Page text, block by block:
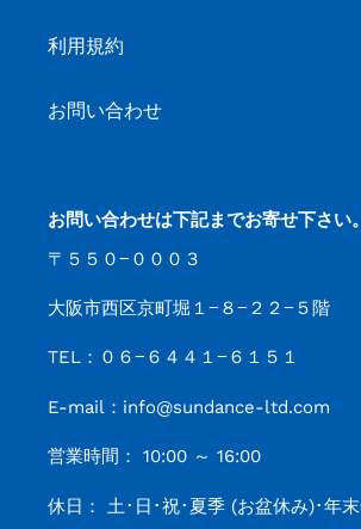
利用規約
お問い合わせ
お問い合わせは下記までお寄せ下さい。
〒５５０−０００３
大阪市西区京町堀１−８−２２−５階
TEL：０６−６４４１−６１５１
E-mail：info@sundance-ltd.com
営業時間： 10:00 ～ 16:00
休日： 土･日･祝･夏季 (お盆休み)･年